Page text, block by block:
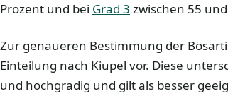
Prozent und bei Grad 3 zwischen 55
Zur genaueren Bestimmung der
Einteilung nach Kiupel vor. Diese
und hochgradig und gilt als besser